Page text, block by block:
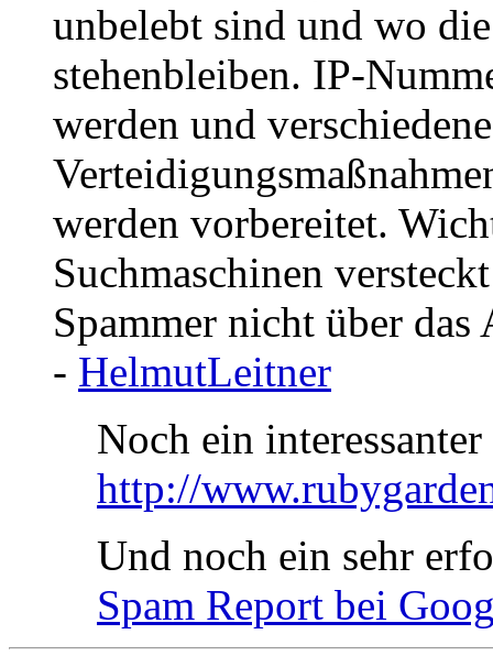
unbelebt sind und wo
stehenbleiben. IP-
werden und
werden vorbereitet.
Suchmaschinen
Spammer nicht über
- HelmutLeitner
Noch ein
http://
Und noch ein sehr
Spam Report bei